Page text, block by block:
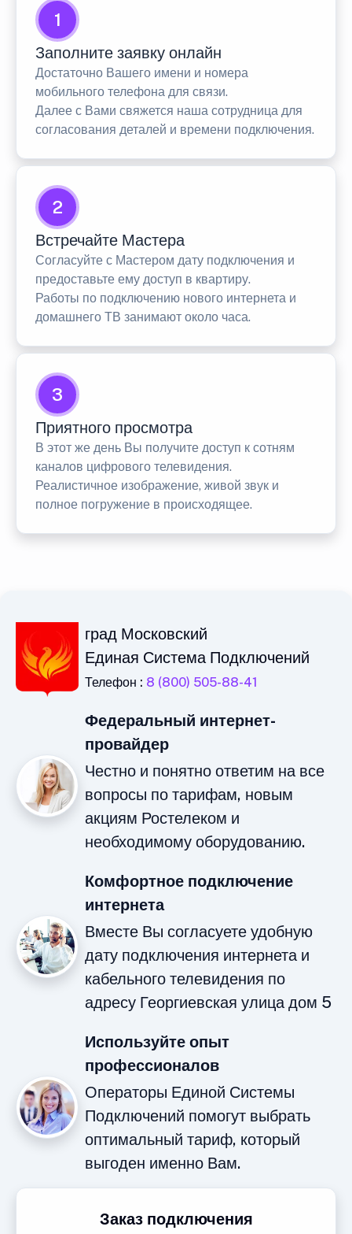
1
Заполните заявку онлайн
Достаточно Вашего имени и номера
мобильного телефона для связи.
Далее с Вами свяжется наша сотрудница для
согласования деталей и времени подключения.
2
Встречайте Мастера
Согласуйте с Мастером дату подключения и
предоставьте ему доступ в квартиру.
Работы по подключению нового интернета и
домашнего ТВ занимают около часа.
3
Приятного просмотра
В этот же день Вы получите доступ к сотням
каналов цифрового телевидения.
Реалистичное изображение, живой звук и
полное погружение в происходящее.
град Московский
Единая Система Подключений
Телефон : 8 (800) 505-88-41
Федеральный интернет-
провайдер
Честно и понятно ответим на все
вопросы по тарифам, новым
акциям Ростелеком и
необходимому оборудованию.
Комфортное подключение
интернета
Вместе Вы согласуете удобную
дату подключения интернета и
кабельного телевидения по
адресу Георгиевская улица дом 5
Используйте опыт
профессионалов
Операторы Единой Системы
Подключений помогут выбрать
оптимальный тариф, который
выгоден именно Вам.
Заказ подключения